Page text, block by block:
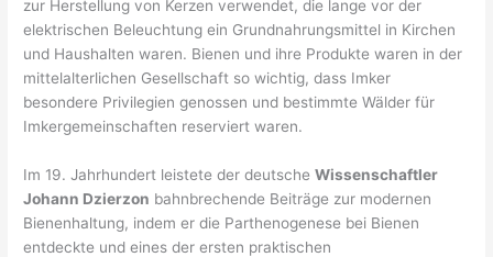
zur Herstellung von Kerzen verwendet, die lange vor der
elektrischen Beleuchtung ein Grundnahrungsmittel in Kirchen
und Haushalten waren. Bienen und ihre Produkte waren in der
mittelalterlichen Gesellschaft so wichtig, dass Imker
besondere Privilegien genossen und bestimmte Wälder für
Imkergemeinschaften reserviert waren.
Im 19. Jahrhundert leistete der deutscheWissenschaftler
Johann Dzierzon bahnbrechende Beiträge zur modernen
Bienenhaltung, indem er die Parthenogenese bei Bienen
entdeckte und eines der ersten praktischen